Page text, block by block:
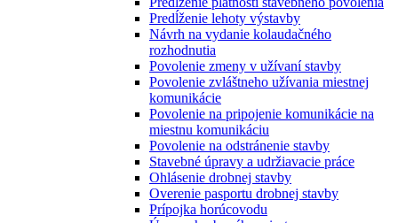
Predĺženie lehoty výstavby
Návrh na vydanie kolaudačného
rozhodnutia
Povolenie zmeny v užívaní stavby
Povolenie zvláštneho užívania miestnej
komunikácie
Povolenie na pripojenie komunikácie na
miestnu komunikáciu
Povolenie na odstránenie stavby
Stavebné úpravy a udržiavacie práce
Ohlásenie drobnej stavby
Overenie pasportu drobnej stavby
Prípojka horúcovodu